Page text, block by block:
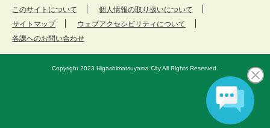
このサイトについて
個人情報の取り扱いについて
サイトマップ
ウェブアクセシビリティについて
各課へのお問い合わせ
Copyright 2023 Higashimatsuyama City All Rights Reserved.